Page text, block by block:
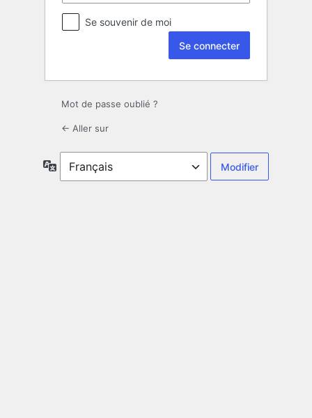
Se souvenir de moi
Mot de passe oublié ?
← Aller sur
Langue